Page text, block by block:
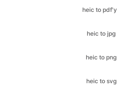
heic to png
heic to svg
heic to webp
jfif için bmp